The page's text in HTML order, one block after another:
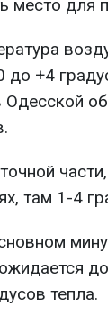
место для
+4
там 1-4
тепла.